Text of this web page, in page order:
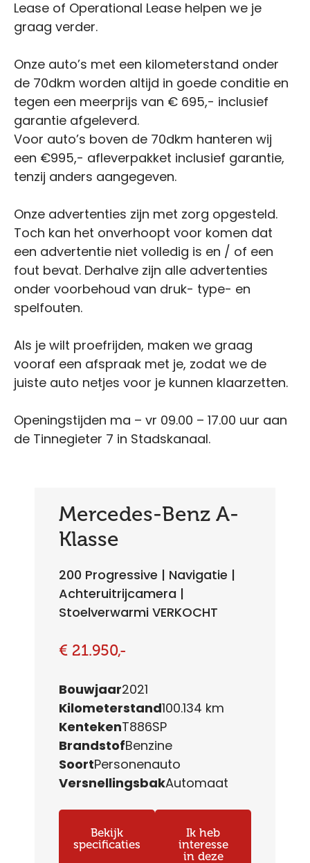
Lease of Operational Lease helpen we je
graag verder.
Onze auto’s met een kilometerstand onder
de 70dkm worden altijd in goede conditie en
tegen een meerprijs van € 695,- inclusief
garantie afgeleverd.
Voor auto’s boven de 70dkm hanteren wij
een €995,- afleverpakket inclusief garantie,
tenzij anders aangegeven.
Onze advertenties zijn met zorg opgesteld.
Toch kan het onverhoopt voor komen dat
een advertentie niet volledig is en / of een
fout bevat. Derhalve zijn alle advertenties
onder voorbehoud van druk- type- en
spelfouten.
Als je wilt proefrijden, maken we graag
vooraf een afspraak met je, zodat we de
juiste auto netjes voor je kunnen klaarzetten.
Openingstijden ma – vr 09.00 – 17.00 uur aan
de Tinnegieter 7 in Stadskanaal.
Mercedes-Benz A-
Klasse
200 Progressive | Navigatie |
Achteruitrijcamera |
Stoelverwarmi VERKOCHT
€ 21.950,-
Bouwjaar2021
Kilometerstand100.134 km
KentekenT886SP
BrandstofBenzine
SoortPersonenauto
VersnellingsbakAutomaat
Bekijk
specificaties
Ik heb
interesse
in deze